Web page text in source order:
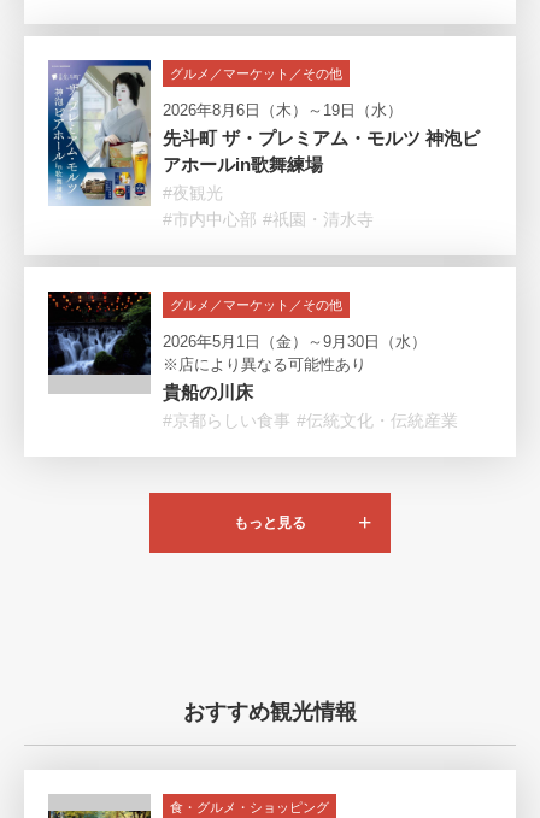
グルメ／マーケット／その他
2026年8月6日（木）～19日（水）
先斗町 ザ・プレミアム・モルツ 神泡ビ
アホールin歌舞練場
#夜観光
#市内中心部 #祇園・清水寺
グルメ／マーケット／その他
2026年5月1日（金）～9月30日（水）
※店により異なる可能性あり
貴船の川床
#京都らしい食事 #伝統文化・伝統産業
もっと見る
おすすめ観光情報
食・グルメ・ショッピング